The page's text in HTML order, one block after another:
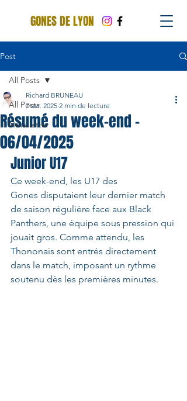
GONES DE LYON
Post
All Posts
Newsletter
All Posts
Résumé du week-end -
06/04/2025
Richard BRUNEAU
7 avr. 2025 2 min de lecture
Junior U17
Ce week-end, les U17 des
Gones disputaient leur dernier match
de saison régulière face aux Black
Panthers, une équipe sous pression qui
jouait gros. Comme attendu, les
Thononais sont entrés directement
dans le match, imposant un rythme
soutenu dès les premières minutes.